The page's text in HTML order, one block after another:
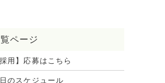
採用】応募はこちら
のスケジュール